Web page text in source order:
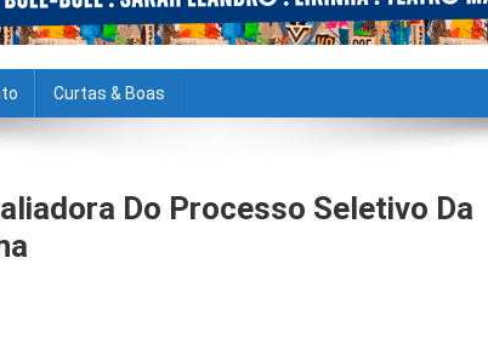
Curtas & Boas
Do Processo Seletivo Da